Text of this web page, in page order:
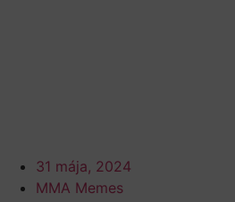
31 mája, 2024
MMA Memes